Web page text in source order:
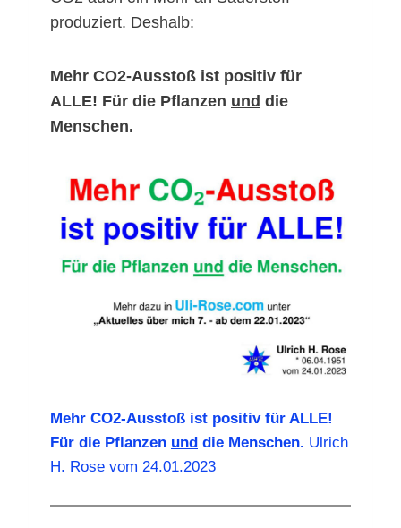
produziert. Deshalb:
Mehr CO2-Ausstoß ist positiv für
ALLE! Für die Pflanzen und die
Menschen.
Mehr CO2-Ausstoß ist positiv für ALLE!
Für die Pflanzen und die Menschen. Ulrich
H. Rose vom 24.01.2023